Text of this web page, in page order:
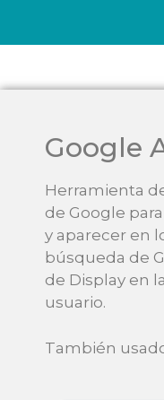
Google
Herramienta
de Google
y aparecer en
búsqueda de
de Display en
usuario.
También